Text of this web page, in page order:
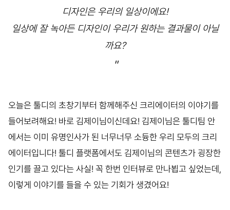
디자인은 우리의 일상이에요!
일상에 잘 녹아든 디자인이 우리가 원하는 결과물이 아닐
까요?
"
오늘은 툴디의 초창기부터 함께해주신 크리에이터의 이야기를
들어보려해요! 바로 김제이님이신데요! 김제이님은 툴디팀 안
에서는 이미 유명인사가 된 너무너무 소듕한 우리 모두의 크리
에이터입니다! 툴디 플랫폼에서도 김제이님의 콘텐츠가 굉장한
인기를 끌고 있다는 사실! 꼭 한번 인터뷰로 만나뵙고 싶었는데,
이렇게 이야기를 들을 수 있는 기회가 생겼어요!